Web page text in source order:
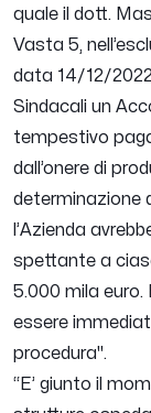
quale il dott.
Vasta 5,
data 14/12/
Sindacali un
tempestivo
dall’onere di
determinazione
l’Azienda
spettante a
5.000 mila euro.
essere
procedura".
“ E’ giunto il